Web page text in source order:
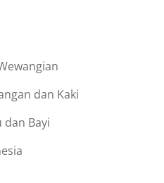
dan Kaki
dan Bayi